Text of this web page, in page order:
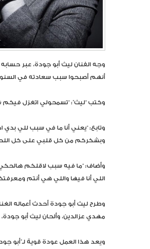
وجه الفنان ليث أبو جودة، عبر
أنهم أصبحوا سبب سعادته في
وكتب “ليث”: “تسمحولي اتغزل فيكم
وتابع: “يعني أنا ما في سبب للي
وبشكركم من كل قلبي على كل
وأضاف: “ما فيه سبب لاقلكم
اللي أنا فيها واللي هي أنتم
مهدي عزالدين، وألحان ليث أبو
ويعد هذا العمل عودة قوية لـ”أبو